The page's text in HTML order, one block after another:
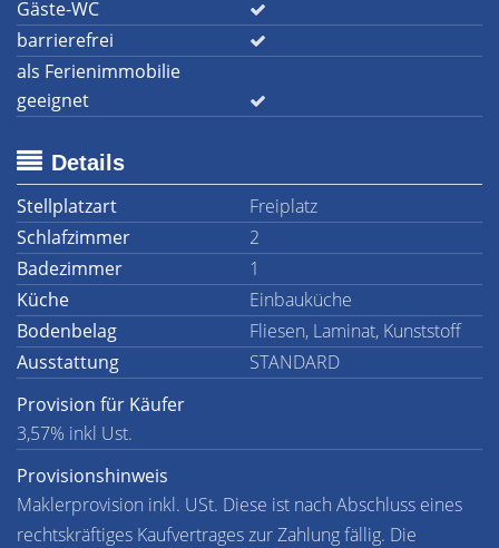
Gäste-WC
barrierefrei
als Ferienimmobilie
geeignet
Details
Stellplatzart
Freiplatz
Schlafzimmer
2
Badezimmer
1
Küche
Einbauküche
Bodenbelag
Fliesen, Laminat, Kunststoff
Ausstattung
STANDARD
Provision für Käufer
3,57% inkl Ust.
Provisionshinweis
Maklerprovision inkl. USt. Diese ist nach Abschluss eines
rechtskräftiges Kaufvertrages zur Zahlung fällig. Die